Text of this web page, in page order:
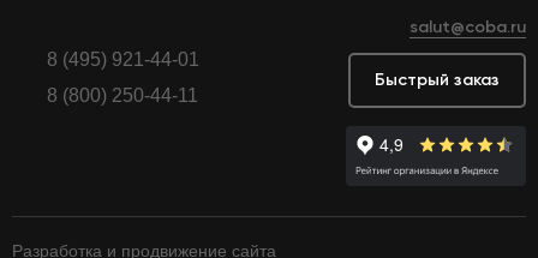
8 (495) 921-44-01
8 (800) 250-44-11
salut@coba.ru
Быстрый заказ
Разработка и продвижение сайта